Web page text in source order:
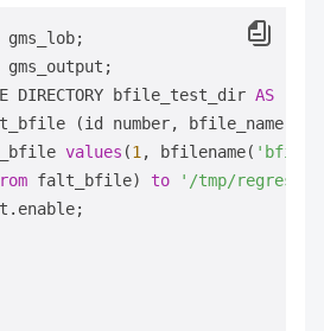
DIRECTORY bfile_test_dir AS
values (1 , bfilename(
falt_bfile) to
'/tmp/